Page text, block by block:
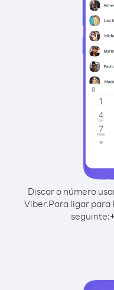
Discar o número
Viber.Para ligar para
seguinte:+